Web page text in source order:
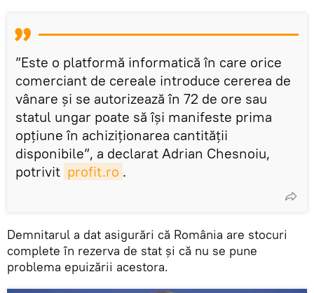
”Este o platformă informatică în care orice
comerciant de cereale introduce cererea de
vânare și se autorizează în 72 de ore sau
statul ungar poate să își manifeste prima
opțiune în achiziționarea cantității
disponibile”, a declarat Adrian Chesnoiu,
potrivit profit.ro .
Demnitarul a dat asigurări că România are stocuri
complete în rezerva de stat și că nu se pune
problema epuizării acestora.